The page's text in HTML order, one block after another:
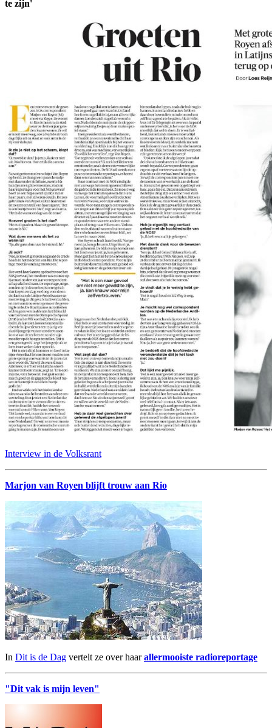
te zijn'
Interview in de Volksrant
Marjon van Royen blijft trouw aan Rio
In Dit is de Dag vertelt ze over haarallermooiste radioreportage
"Dit vak is mijn leven"